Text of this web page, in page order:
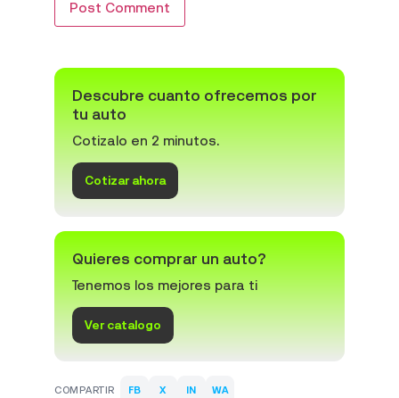
Descubre cuanto ofrecemos por
tu auto
Cotizalo en 2 minutos.
Cotizar ahora
Quieres comprar un auto?
Tenemos los mejores para ti
Ver catalogo
COMPARTIR FB X IN WA